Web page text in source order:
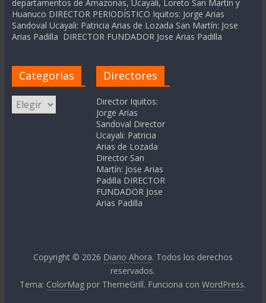
departamentos de Amazonas, Ucayali, Loreto San Martín y
Huanuco DIRECTOR PERIODÍSTICO Iquitos: Jorge Arias
Sandoval Ucayali: Patricia Arias de Lozada San Martín: Jose
Arias Padilla DIRECTOR FUNDADOR Jose Arias Padilla
Categorías
Categorías
Directores
Director Iquitos:
Jorge Arias
Sandoval Director
Ucayali: Patricia
Arias de Lozada
Director San
Martín: Jose Arias
Padilla DIRECTOR
FUNDADOR Jose
Arias Padilla
Copyright © 2026 Diario Ahora. Todos los derechos
reservados.
Tema: ColorMag por ThemeGrill. Funciona conWordPress.